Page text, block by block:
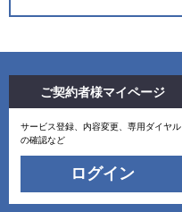
ご契約者様マイページ
サービス登録、内容変更、専用ダイヤル
の確認など
ログイン